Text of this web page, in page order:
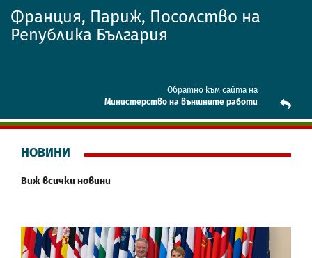
Франция, Париж, Посолство на
Република България
Обратно към сайта на
Mинистерство на външните работи
НОВИНИ
Виж всички новини